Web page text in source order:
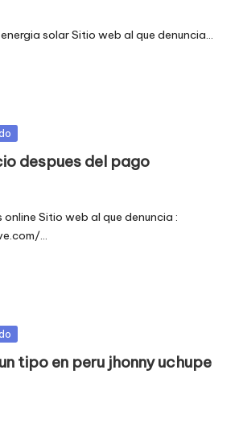
solar Sitio web al que denuncia…
despues del pago
Sitio web al que denuncia :
…
tipo en peru jhonny uchupe